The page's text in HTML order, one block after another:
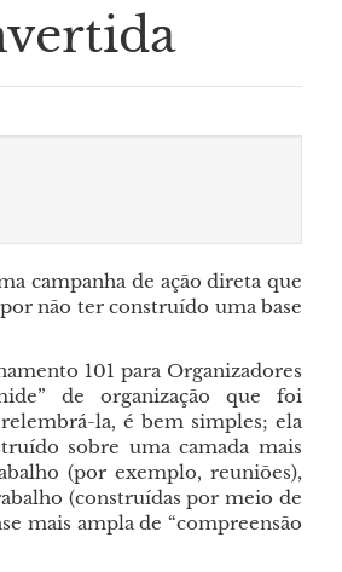
campanha de ação direta que
não ter construído uma base
101 para Organizadores
de organização que foi
la, é bem simples; ela
sobre uma camada mais
(por exemplo, reuniões),
(construídas por meio de
mais ampla de “compreensão